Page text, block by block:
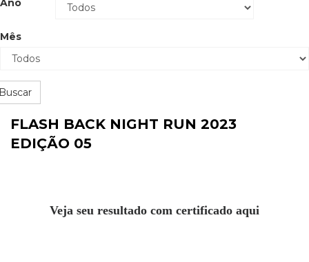
Ano
Mês
FLASH BACK NIGHT RUN 2023
EDIÇÃO 05
Veja seu resultado com certificado aqui